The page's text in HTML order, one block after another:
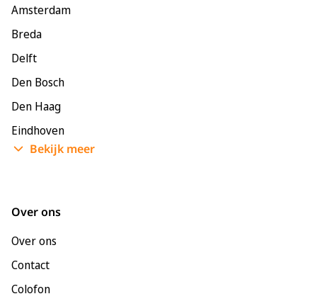
Amsterdam
Breda
Delft
Den Bosch
Den Haag
Eindhoven
Enschede
Bekijk meer
Over ons
Over ons
Contact
Colofon